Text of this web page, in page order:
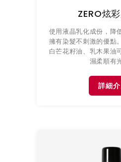
ZERO炫
使用液晶乳化成份，降
擁有染髮不刺激的優點
白芒花籽油、乳木果油
濕柔順有
詳細